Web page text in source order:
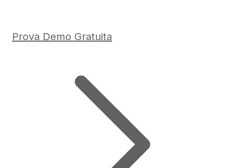
Prova Demo Gratuita